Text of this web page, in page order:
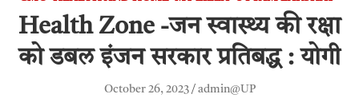
Health Zone -जन स्वास्थ्य की रक्षा
को डबल इंजन सरकार प्रतिबद्ध : योगी
October 26, 2023 admin@UP